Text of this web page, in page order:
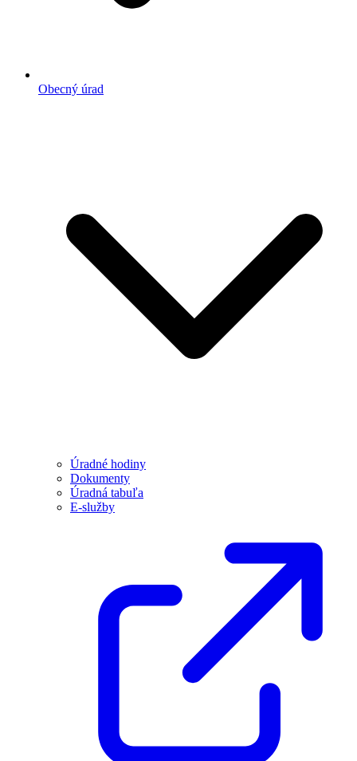
Obecný úrad
Úradné hodiny
Dokumenty
Úradná tabuľa
E-služby